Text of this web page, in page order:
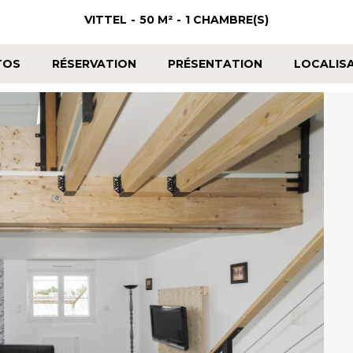
VITTEL 50 M² 1 CHAMBRE(S)
RÉSERVATION PRÉSENTATION